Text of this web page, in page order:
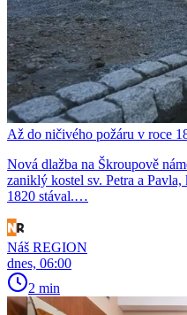
Až do ničivého požáru v roce
Nová dlažba na Škroupově
zaniklý kostel sv. Petra a
1820 stával.…
Náš REGION
dnes, 06:00
2 min